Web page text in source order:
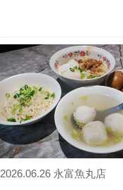
2026.06.26 永富魚丸店